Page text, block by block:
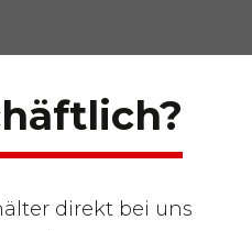
direkt bei uns